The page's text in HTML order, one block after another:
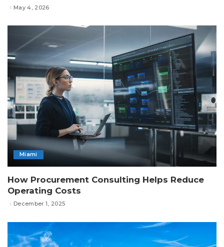
May 4, 2026
Miami
How Procurement Consulting Helps Reduce
Operating Costs
December 1, 2025